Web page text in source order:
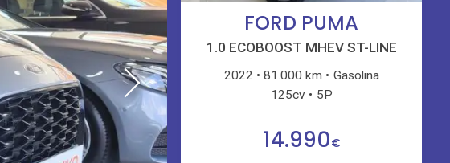
FORD PUMA
1.0 ECOBOOST MHEV ST-LINE
2022 81.000 km
Gasolina
125cv
5P
14.990€